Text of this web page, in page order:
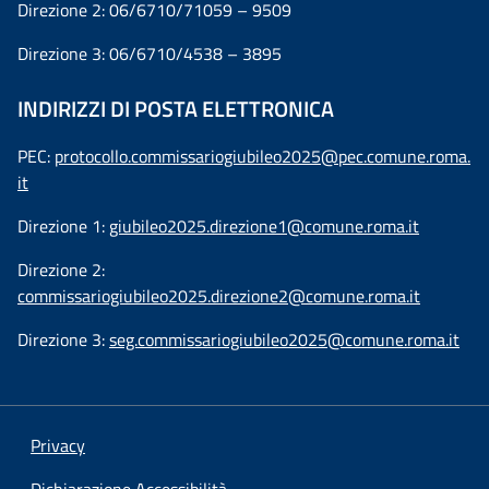
Direzione 2: 06/6710/71059 – 9509
Direzione 3: 06/6710/4538 – 3895
INDIRIZZI DI POSTA ELETTRONICA
PEC: protocollo.commissariogiubileo2025@pec.comune.roma.
it
Direzione 1: giubileo2025.direzione1@comune.roma.it
Direzione 2:
commissariogiubileo2025.direzione2@comune.roma.it
Direzione 3:seg.commissariogiubileo2025@comune.roma.it
Privacy